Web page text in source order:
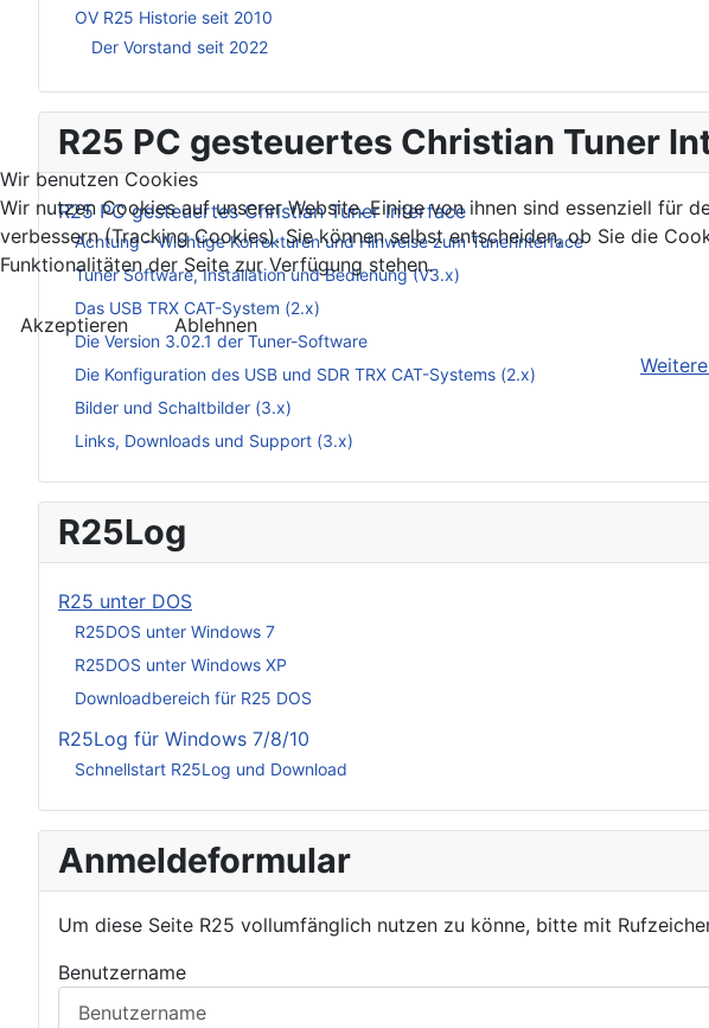
OV R25 Historie seit 2010
Der Vorstand seit 2022
R25 PC gesteuertes Christian Tuner
R25 PC gesteuertes Christian Tuner Interface
Achtung – Wichtige Korrekturen und Hinweise zum Tunerinterface
Tuner Software, Installation und Bedienung (V3.x)
Das USB TRX CAT-System (2.x)
Die Version 3.02.1 der Tuner-Software
Die Konfiguration des USB und SDR TRX CAT-Systems (2.x)
Bilder und Schaltbilder (3.x)
Links, Downloads und Support (3.x)
R25Log
R25 unter DOS
R25DOS unter Windows 7
R25DOS unter Windows XP
Downloadbereich für R25 DOS
R25Log für Windows 7/8/10
Schnellstart R25Log und Download
Anmeldeformular
Um diese Seite R25 vollumfänglich nutzen zu könne, bitte mit
Benutzername
Wir benutzen Cookies
Wir nutzen Cookies auf unserer Website. Einige von ihnen sind essenziell für
verbessern (Tracking Cookies). Sie können selbst entscheiden, ob Sie die
Funktionalitäten der Seite zur Verfügung stehen.
Akzeptieren
Ablehnen